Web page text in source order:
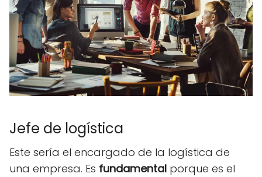
Jefe de logística
Este sería el encargado de la logística de
una empresa. Es fundamental porque es el